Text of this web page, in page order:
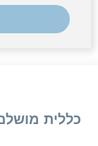
כללית